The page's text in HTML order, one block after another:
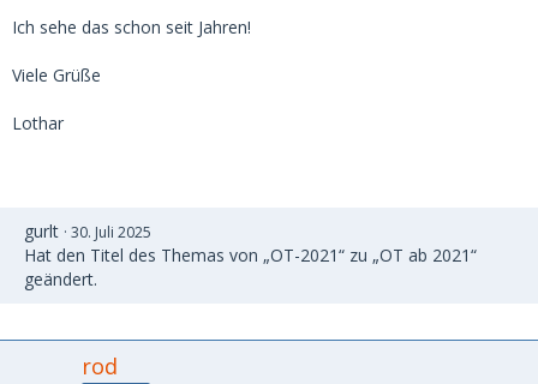
Ich sehe das schon seit Jahren!
Viele Grüße
Lothar
gurlt 30. Juli 2025
Hat den Titel des Themas von „OT-2021“ zu „OT ab 2021“
geändert.
rod